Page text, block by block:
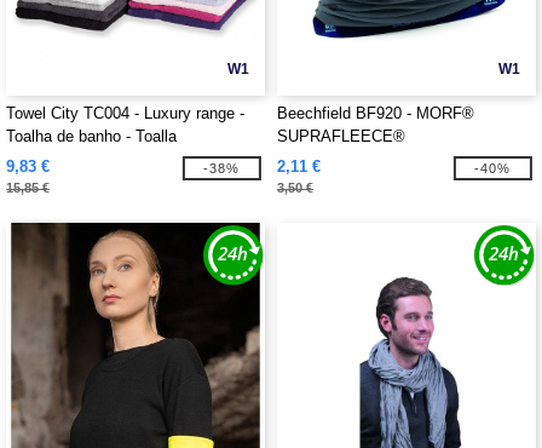
W1
Towel City TC004 - Luxury range -
Toalha de banho - Toalla
9,83 €
15,85 €
-38%
W1
Beechfield BF920 - MORF®
SUPRAFLEECE®
2,11 €
3,50 €
-40%